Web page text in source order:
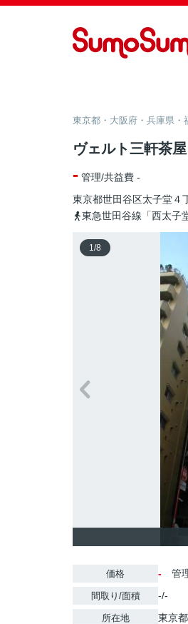
東京都・大阪府・兵庫県・
ヴェルト三軒茶屋
- 管理/共益費 -
東京都世田谷区太子堂４
東急世田谷線「西太子
1/8
価格 - 管
間取り/面積 -/-
所在地 東京都